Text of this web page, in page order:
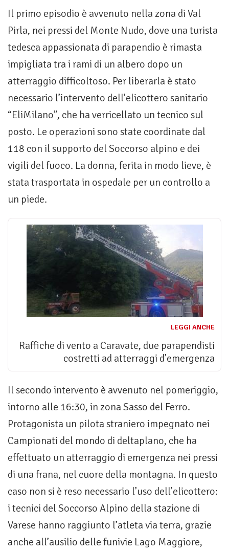
Il primo episodio è avvenuto nella zona di Val
Pirla, nei pressi del Monte Nudo, dove una turista
tedesca appassionata di parapendio è rimasta
impigliata tra i rami di un albero dopo un
atterraggio difficoltoso. Per liberarla è stato
necessario l’intervento dell’elicottero sanitario
“EliMilano”, che ha verricellato un tecnico sul
posto. Le operazioni sono state coordinate dal
118 con il supporto del Soccorso alpino e dei
vigili del fuoco. La donna, ferita in modo lieve, è
stata trasportata in ospedale per un controllo a
un piede.
LEGGI ANCHE
Raffiche di vento a Caravate, due parapendisti
costretti ad atterraggi d’emergenza
Il secondo intervento è avvenuto nel pomeriggio,
intorno alle 16:30, in zona Sasso del Ferro.
Protagonista un pilota straniero impegnato nei
Campionati del mondo di deltaplano, che ha
effettuato un atterraggio di emergenza nei pressi
di una frana, nel cuore della montagna. In questo
caso non si è reso necessario l’uso dell’elicottero:
i tecnici del Soccorso Alpino della stazione di
Varese hanno raggiunto l’atleta via terra, grazie
anche all’ausilio delle funivie Lago Maggiore,